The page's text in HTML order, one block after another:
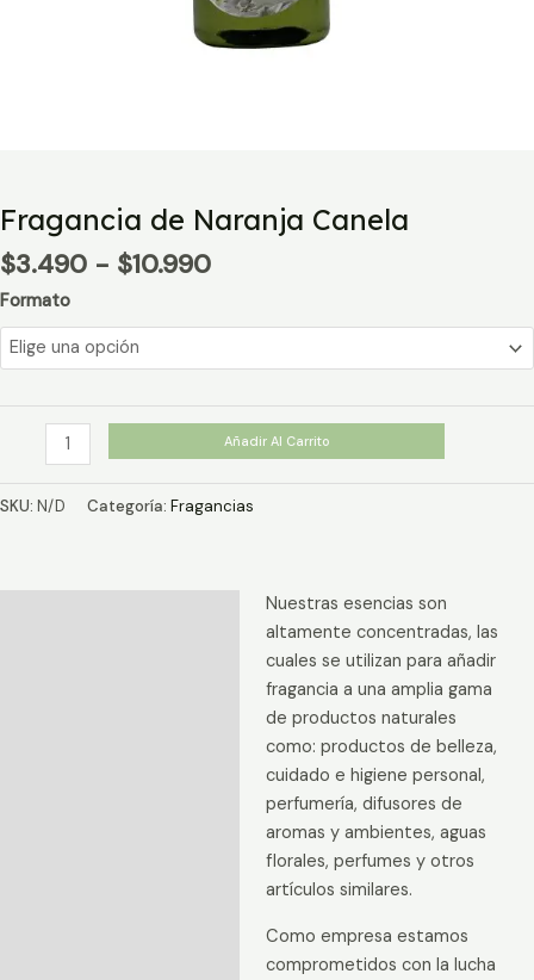
Fragancia de Naranja Canela
$3.490 - $10.990Rango
precios:
$3.490
hasta
$10.990
Formato
Fragancia
Naranja
Añadir Al Carrito
SKU: N/D Categoría: Fragancias
Nuestras esencias son
altamente concentradas, las
cuales se utilizan para añadir
fragancia a una amplia gama
de productos naturales
como: productos de belleza,
cuidado e higiene personal,
perfumería, difusores de
aromas y ambientes, aguas
florales, perfumes y otros
artículos similares.
Como empresa estamos
comprometidos con la lucha